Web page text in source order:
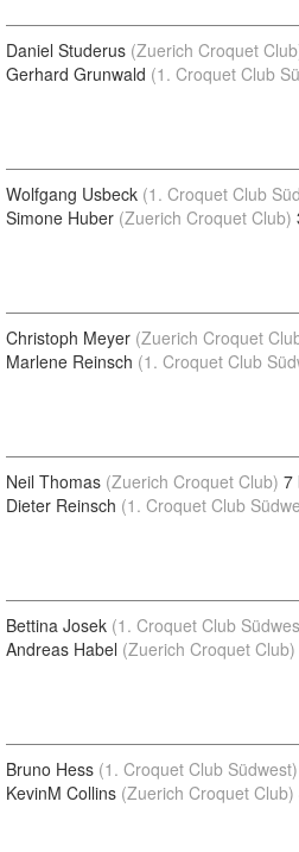
Daniel Studerus (Zuerich Croquet
Gerhard Grunwald (1. Croquet Club
Wolfgang Usbeck (1. Croquet Club
Simone Huber (Zuerich Croquet Club)
Christoph Meyer (Zuerich Croquet
Marlene Reinsch (1. Croquet Club
Neil Thomas (Zuerich Croquet Club) 7
Dieter Reinsch (1. Croquet Club
Bettina Josek (1. Croquet Club
Andreas Habel (Zuerich Croquet Club)
Bruno Hess (1. Croquet Club Südwest)
KevinM Collins (Zuerich Croquet Club)